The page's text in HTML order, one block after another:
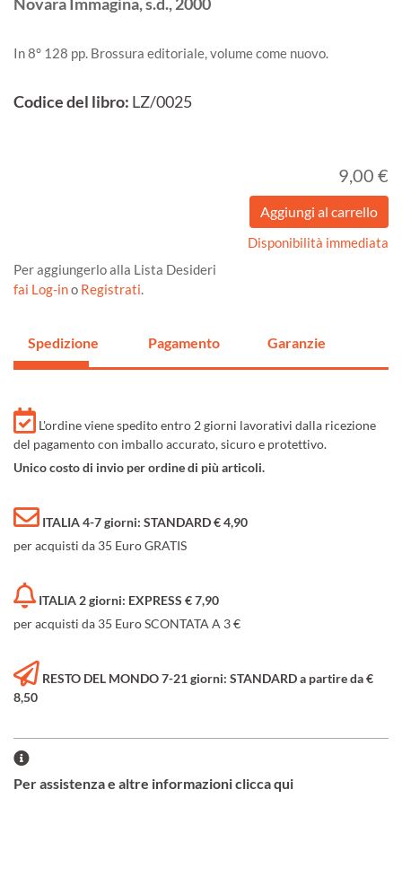
NovaraImmagina, s.d.,2000
In 8° 128 pp. Brossura editoriale, volume come nuovo.
Codice del libro: LZ/0025
9,00 €
Disponibilità immediata
Per aggiungerlo alla Lista Desideri
fai Log-ino Registrati.
Spedizione Pagamento Garanzie
L'ordine viene spedito entro 2 giorni lavorativi dalla ricezione
del pagamento con imballo accurato, sicuro e protettivo.
Unico costo di invio per ordine di più articoli.
ITALIA 4-7 giorni: STANDARD € 4,90
per acquisti da 35 Euro GRATIS
ITALIA 2 giorni: EXPRESS € 7,90
per acquisti da 35 Euro SCONTATA A 3 €
RESTO DEL MONDO 7-21 giorni: STANDARD a partire da €
8,50
Per assistenza e altre informazioni clicca qui